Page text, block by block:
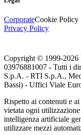
CorporateCookie Policy
Privacy Policy
Copyright © 1999-2026
03976881007 - Tutti i
S.p.A. - RTI S.p.A.,
Bassi) - Uffici Viale
Rispetto ai contenuti e
vietata ogni
intelligenza artificiale
utilizzare mezzi